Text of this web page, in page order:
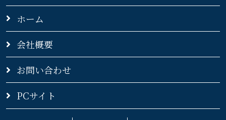
ホーム
会社概要
お問い合わせ
PCサイト